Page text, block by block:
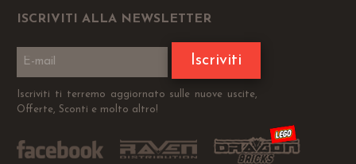
ISCRIVITI ALLA NEWSLETTER
Iscriviti
Iscriviti ti terremo aggiornato sulle nuove uscite,
Offerte, Sconti e molto altro!